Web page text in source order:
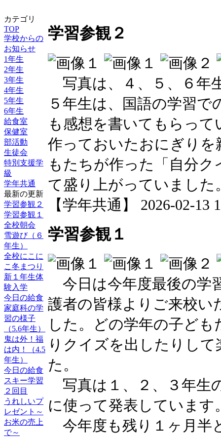
カテゴリ
TOP
学校からの
お知らせ
1年生
2年生
3年生
4年生
5年生
6年生
給食室
保健室
部活動
生徒会
特別支援学
級
学年共通
最新の更新
学習参観２
学習参観１
全校朝会
雪遊び（６
年生）
全校にこに
こ冬まつり
新１年生体
験入学
今日の給食
家庭科の学
習の様子
（5.6年生）
鬼は外！福
は内！（4.5
年生）
今日の給食
スキー学習
２回目
うれしいプ
レゼント～
お米の売上
で～
学習参観２
写真は、４、５、６年
５年生は、国語の学習
も感想を書いてもらっ
作っておいたおにぎり
もたちが作った「自分
て盛り上がっていました
【学年共通】 2026-02-13
学習参観１
今日は今年度最後の学
護者の皆様よりご来校
した。どの学年の子ど
りクイズを出したりし
た。
写真は１、２、３年生
に使って発表していま
今年度も残り１ヶ月半